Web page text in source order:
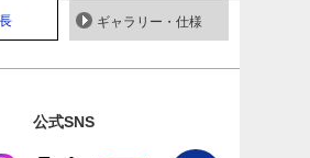
ギャラリー・仕様
公式SNS